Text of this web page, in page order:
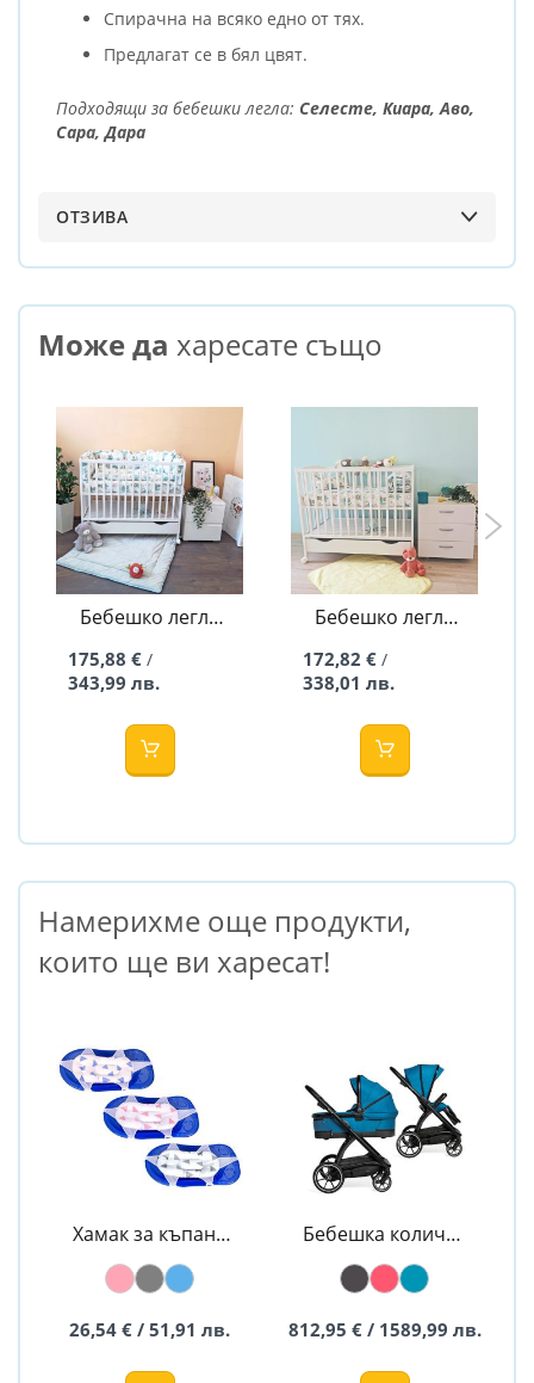
Спирачна на всяко едно от тях.
Предлагат се в бял цвят.
Подходящи за бебешки легла: Селесте, Киара, Аво,
Сара, Дара
ОТЗИВА
Може да харесате също
Бебешко легло
175,88 € /
343,99 лв.
Бебешко легло
172,82 € /
338,01 лв.
Намерихме още продукти,
които ще ви харесат!
Хамак за къпане
- Sevi baby
26,54 € / 51,91 лв.
Бебешка количка
2в1 Trick -
MUUVO
812,95 € / 1589,99 лв.